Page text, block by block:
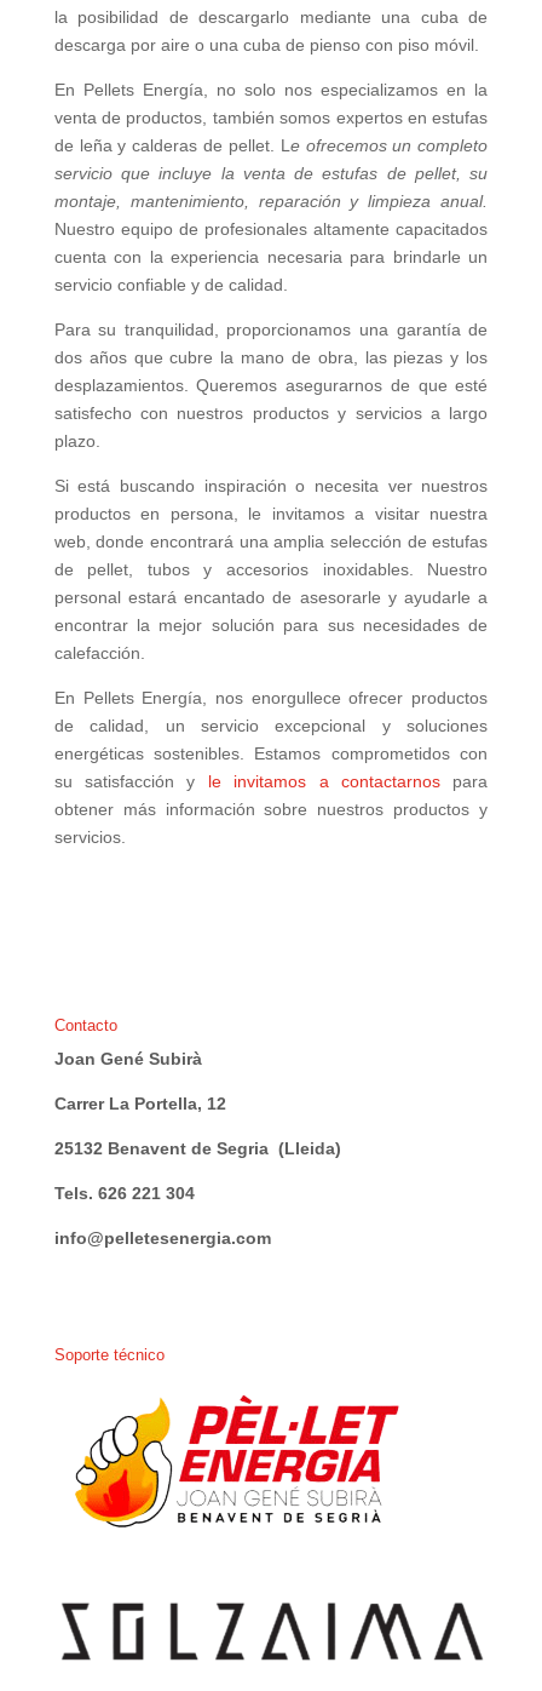
la posibilidad de descargarlo mediante una cuba de
descarga por aire o una cuba de pienso con piso móvil.
En Pellets Energía, no solo nos especializamos en la
venta de productos, también somos expertos en estufas
de leña y calderas de pellet. L e ofrecemos un completo
servicio que incluye la venta de estufas de pellet, su
montaje, mantenimiento, reparación y limpieza anual.
Nuestro equipo de profesionales altamente capacitados
cuenta con la experiencia necesaria para brindarle un
servicio confiable y de calidad.
Para su tranquilidad, proporcionamos una garantía de
dos años que cubre la mano de obra, las piezas y los
desplazamientos. Queremos asegurarnos de que esté
satisfecho con nuestros productos y servicios a largo
plazo.
Si está buscando inspiración o necesita ver nuestros
productos en persona, le invitamos a visitar nuestra
web, donde encontrará una amplia selección de estufas
de pellet, tubos y accesorios inoxidables. Nuestro
personal estará encantado de asesorarle y ayudarle a
encontrar la mejor solución para sus necesidades de
calefacción.
En Pellets Energía, nos enorgullece ofrecer productos
de calidad, un servicio excepcional y soluciones
energéticas sostenibles. Estamos comprometidos con
su satisfacción y le invitamos a contactarnospara
obtener más información sobre nuestros productos y
servicios.
Contacto
Joan Gené Subirà
Carrer La Portella, 12
25132 Benavent de Segria (Lleida)
Tels. 626 221 304
info@pelletesenergia.com
Soporte técnico